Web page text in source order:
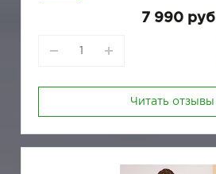
7 990 руб
Читать отзывы